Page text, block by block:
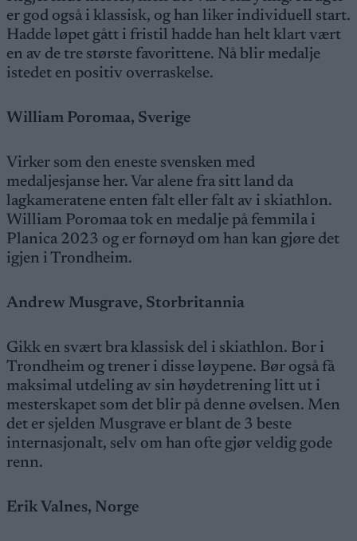
er god også i klassisk, og han liker individuell start.
Hadde løpet gått i fristil hadde han helt klart vært
en av de tre største favorittene. Nå blir medalje
istedet en positiv overraskelse.
William Poromaa, Sverige
Virker som den eneste svensken med
medaljesjanse her. Var alene fra sitt land da
lagkameratene enten falt eller falt av i skiathlon.
William Poromaa tok en medalje på femmila i
Planica 2023 og er fornøyd om han kan gjøre det
igjen i Trondheim.
Andrew Musgrave, Storbritannia
Gikk en svært bra klassisk del i skiathlon. Bor i
Trondheim og trener i disse løypene. Bør også få
maksimal utdeling av sin høydetrening litt ut i
mesterskapet som det blir på denne øvelsen. Men
det er sjelden Musgrave er blant de 3 beste
internasjonalt, selv om han ofte gjør veldig gode
renn.
Erik Valnes, Norge